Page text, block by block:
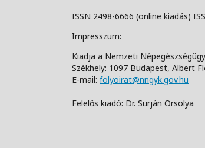
ISSN 2498-6666 (online kiadás)
Impresszum:
Kiadja a Nemzeti
Székhely: 1097 Budapest, Albert
E-mail: folyoirat@nngyk.gov.hu
Felelős kiadó: Dr. Surján Orsolya